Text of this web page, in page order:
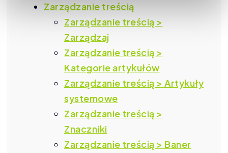
Zarządzanie treścią
Zarządzanie treścią >
Zarządzaj
Zarządzanie treścią >
Kategorie artykułów
Zarządzanie treścią > Artykuły
systemowe
Zarządzanie treścią >
Znaczniki
Zarządzanie treścią > Baner